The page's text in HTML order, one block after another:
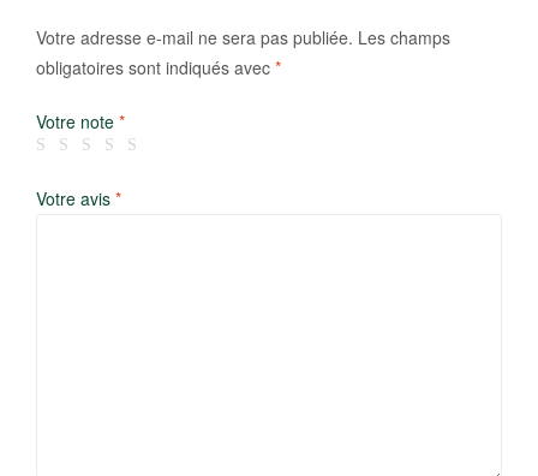
Votre adresse e-mail ne sera pas publiée. Les champs
obligatoires sont indiqués avec *
Votre note *
Votre avis *